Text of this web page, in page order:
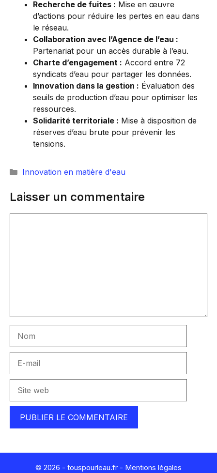
Recherche de fuites : Mise en œuvre
d’actions pour réduire les pertes en eau dans
le réseau.
Collaboration avec l’Agence de l’eau :
Partenariat pour un accès durable à l’eau.
Charte d’engagement : Accord entre 72
syndicats d’eau pour partager les données.
Innovation dans la gestion : Évaluation des
seuils de production d’eau pour optimiser les
ressources.
Solidarité territoriale : Mise à disposition de
réserves d’eau brute pour prévenir les
tensions.
Catégories
Innovation en matière d'eau
Laisser un commentaire
mail
web
© 2026 - touspourleau.fr - Mentions légales